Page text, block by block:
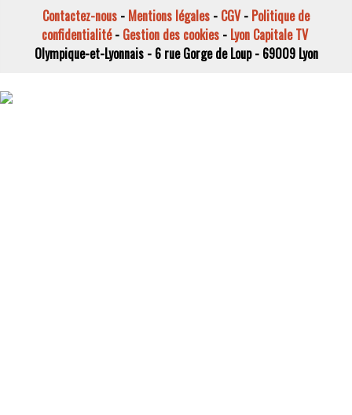
Contactez-nous - Mentions légales - CGV- Politique de
confidentialité- Gestion des cookies- Lyon Capitale TV
Olympique-et-Lyonnais - 6 rue Gorge de Loup - 69009 Lyon